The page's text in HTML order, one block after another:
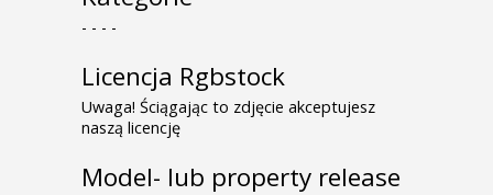
- - - -
Licencja Rgbstock
Uwaga! Ściągając to zdjęcie akceptujesz
naszą licencję
Model- lub property release